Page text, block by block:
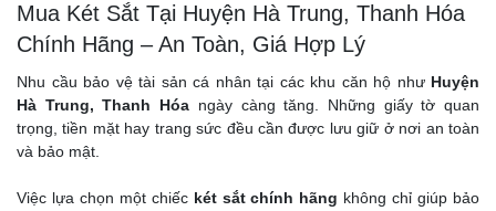
Mua Két Sắt Tại Huyện Hà Trung, Thanh Hóa
Chính Hãng – An Toàn, Giá Hợp Lý
Nhu cầu bảo vệ tài sản cá nhân tại các khu căn hộ như Huyện
Hà Trung, Thanh Hóa ngày càng tăng. Những giấy tờ quan
trọng, tiền mặt hay trang sức đều cần được lưu giữ ở nơi an toàn
và bảo mật.
Việc lựa chọn một chiếc két sắt chính hãng không chỉ giúp bảo